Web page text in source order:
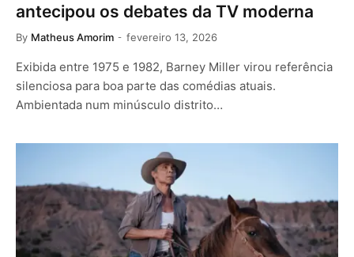
antecipou os debates da TV moderna
By Matheus Amorim fevereiro 13, 2026
Exibida entre 1975 e 1982, Barney Miller virou referência
silenciosa para boa parte das comédias atuais.
Ambientada num minúsculo distrito…